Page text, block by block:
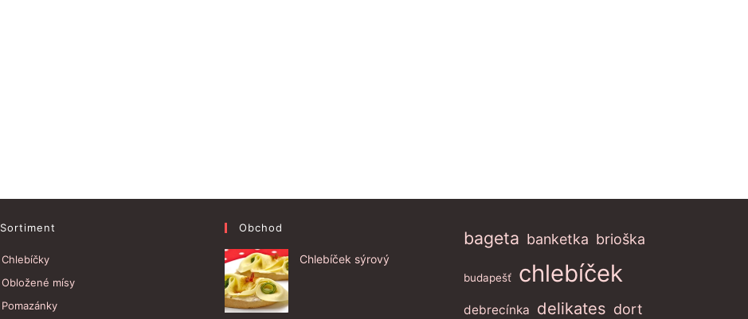
Sortiment
Chlebíčky
Obložené mísy
Pomazánky
Obchod
Chlebíček sýrový
bageta banketka brioška
budapešť chlebíček
debrecínka delikates dort